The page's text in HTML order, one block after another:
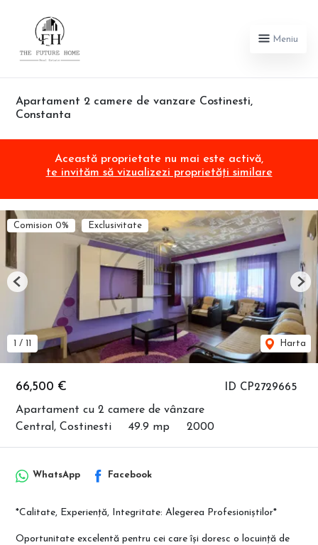
Meniu
Apartament 2 camere de vanzare Costinesti,
Constanta
Această proprietate nu mai este activă,
te invităm să vizualizezi proprietăți similare
ID CP2729665
66,500 €
Apartament cu 2 camere de vânzare
Central, Costinesti
49.9 mp 2000
Comision 0% Exclusivitate
/ Harta
Previous
WhatsApp Facebook
*Calitate, Experiență, Integritate: Alegerea Profesioniștilor*
Oportunitate excelentă pentru cei care își doresc o locuință de